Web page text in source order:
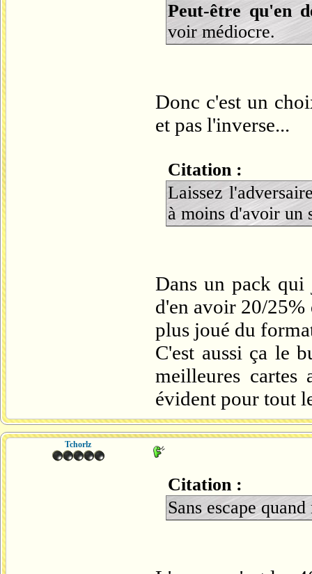
Peut-être qu'en
voir médiocre.
Donc c'est un
et pas l'inverse...
Citation :
Laissez
à moins d'avoir un
Dans un pack
d'en avoir 20/25%
plus joué du
C'est aussi ça le
meilleures cartes
évident pour tout
Tchorlz
Citation :
Sans escape quand